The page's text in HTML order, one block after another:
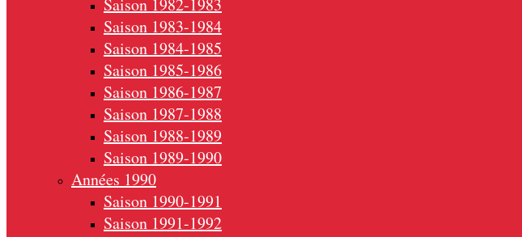
Saison 1982-1983
Saison 1983-1984
Saison 1984-1985
Saison 1985-1986
Saison 1986-1987
Saison 1987-1988
Saison 1988-1989
Saison 1989-1990
Années 1990
Saison 1990-1991
Saison 1991-1992